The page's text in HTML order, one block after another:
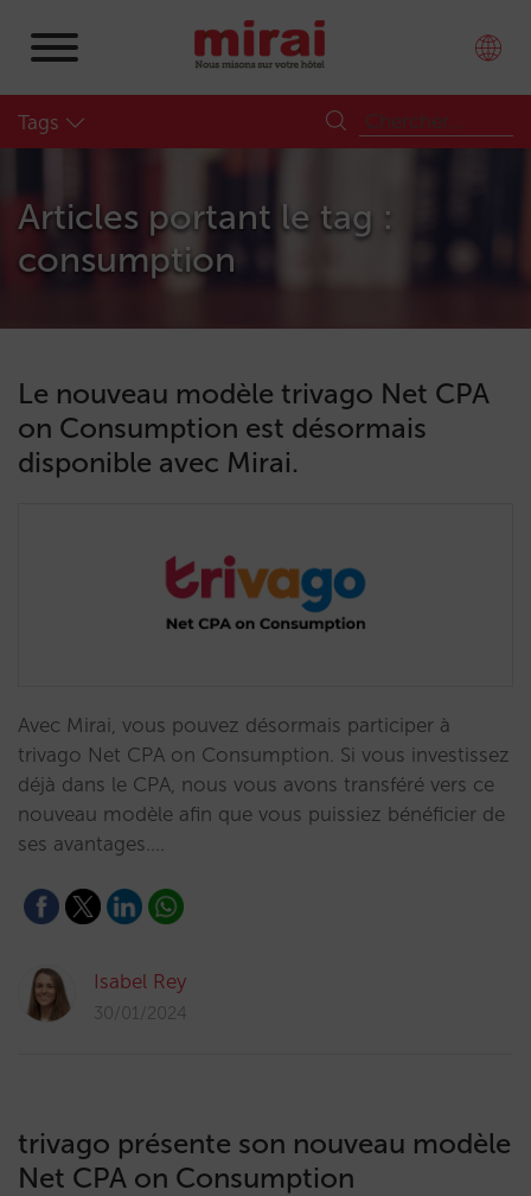
Tags
Articles portant le tag :
consumption
Le nouveau modèle trivago Net CPA
on Consumption est désormais
disponible avec Mirai.
Avec Mirai, vous pouvez désormais participer à
trivago Net CPA on Consumption. Si vous investissez
déjà dans le CPA, nous vous avons transféré vers ce
nouveau modèle afin que vous puissiez bénéficier de
ses avantages.…
Isabel Rey
30/01/2024
trivago présente son nouveau modèle
Net CPA on Consumption